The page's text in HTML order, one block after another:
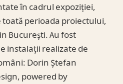
în cadrul expoziției,
toată perioada proiectului,
București. Au fost
instalații realizate de
Dorin Ștefan
powered by